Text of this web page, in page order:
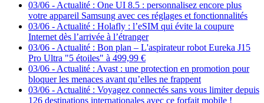
03/06 - Actualité : One UI 8.5 : personnalisez encore plus
votre appareil Samsung avec ces réglages et fonctionnalités
03/06 - Actualité : Holafly : l’eSIM qui évite la coupure
Internet dès l’arrivée à l’étranger
03/06 - Actualité : Bon plan – L'aspirateur robot Eureka J15
Pro Ultra "5 étoiles" à 499,99 €
03/06 - Actualité : Avast : une protection en promotion pour
bloquer les menaces avant qu’elles ne frappent
03/06 - Actualité : Voyagez connectés sans vous limiter depuis
126 destinations internationales avec ce forfait mobile !